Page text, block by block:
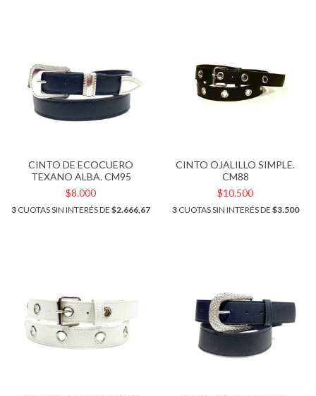
CINTO DE ECOCUERO
TEXANO ALBA. CM95
$8.000
3 CUOTAS SIN INTERÉS DE $2.666,67
CINTO OJALILLO SIMPLE.
CM88
$10.500
3CUOTAS SIN INTERÉS DE $3.500